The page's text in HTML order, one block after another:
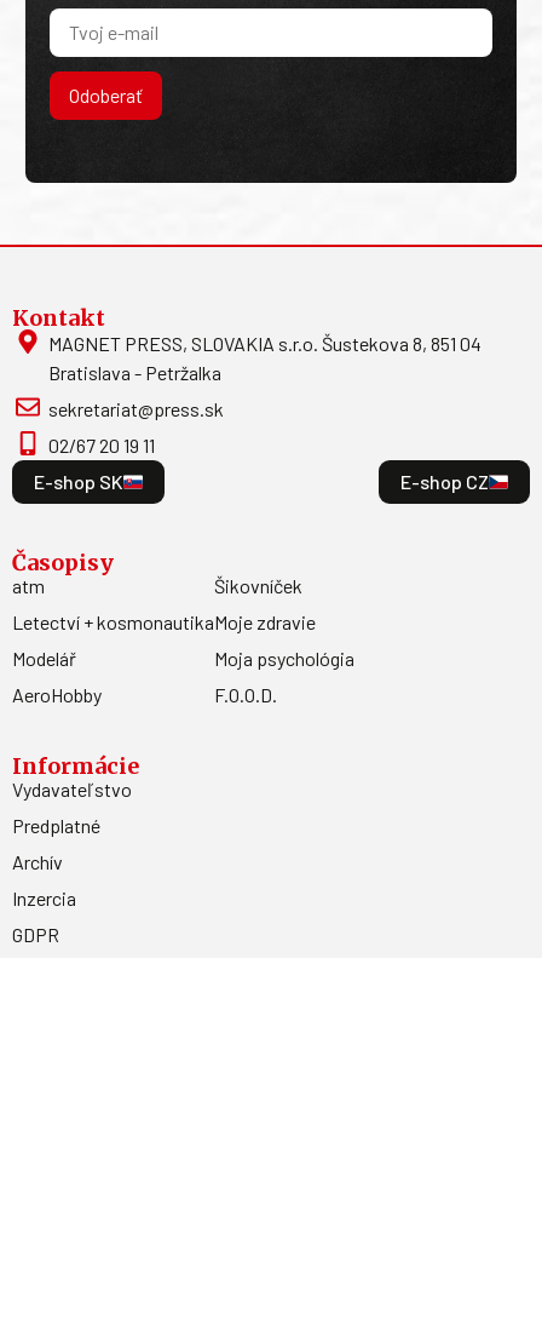
Odoberať
Kontakt
MAGNET PRESS, SLOVAKIA s.r.o. Šustekova 8, 851 04
Bratislava - Petržalka
sekretariat@press.sk
02/67 20 19 11
E-shop SK
E-shop CZ
Časopisy
atm
Letectví + kosmonautika
Modelář
AeroHobby
Šikovníček
Moje zdravie
Moja psychológia
F.O.O.D.
Informácie
Vydavateľstvo
Predplatné
Archív
Inzercia
GDPR